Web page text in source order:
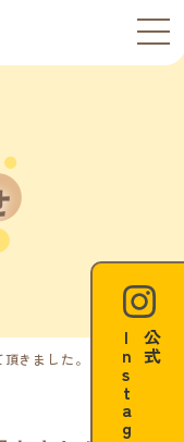
きました。 公
式
I
n
s
t
a
g
r
a